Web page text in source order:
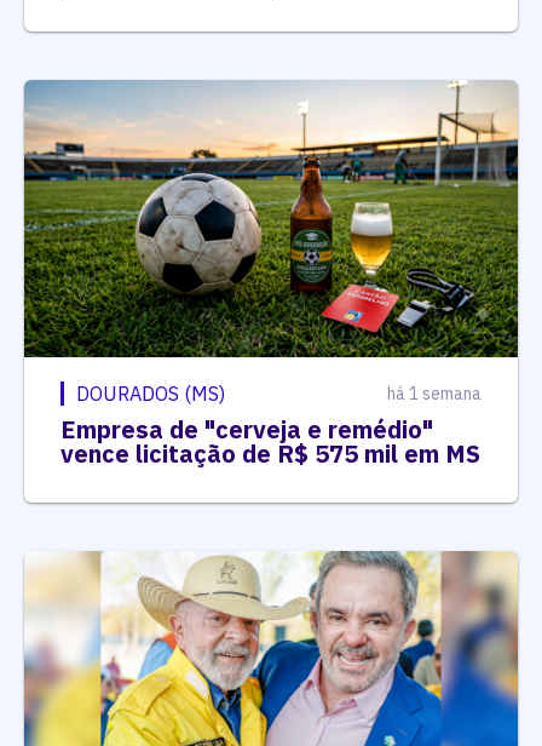
DOURADOS (MS) há 1 semana
Empresa de "cerveja e remédio"
vence licitação de R$ 575 mil em MS